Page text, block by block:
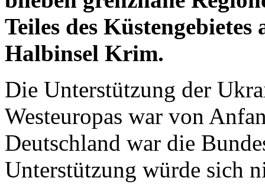
Teiles des
Halbinsel Krim.
Die Unterstützung der
Westeuropas war von
Deutschland war die
Unterstützung würde sich